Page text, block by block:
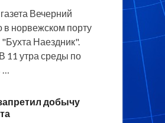
Вечерний
норвежском порту
Наездник".
11 утра среды по
добычу